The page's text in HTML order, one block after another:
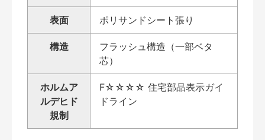
表面 ポリサンドシート張り
構造
フラッシュ構造（一部ベタ
芯）
ホルムア
ルデヒド
規制
F☆☆☆☆ 住宅部品表示ガイ
ドライン